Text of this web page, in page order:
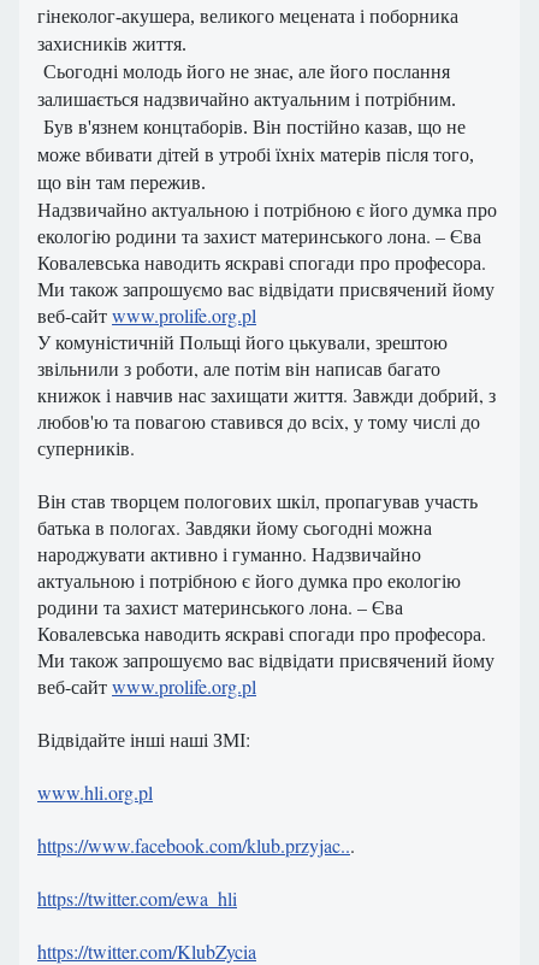
гінеколог-акушера, великого мецената і поборника
захисників життя.
Сьогодні молодь його не знає, але його послання
залишається надзвичайно актуальним і потрібним.
Був в'язнем концтаборів. Він постійно казав, що не
може вбивати дітей в утробі їхніх матерів після того,
що він там пережив.
Надзвичайно актуальною і потрібною є його думка про
екологію родини та захист материнського лона. – Єва
Ковалевська наводить яскраві спогади про професора.
Ми також запрошуємо вас відвідати присвячений йому
веб-сайтwww.prolife.org.pl
У комуністичній Польщі його цькували, зрештою
звільнили з роботи, але потім він написав багато
книжок і навчив нас захищати життя. Завжди добрий, з
любов'ю та повагою ставився до всіх, у тому числі до
суперників.
Він став творцем пологових шкіл, пропагував участь
батька в пологах. Завдяки йому сьогодні можна
народжувати активно і гуманно. Надзвичайно
актуальною і потрібною є його думка про екологію
родини та захист материнського лона. – Єва
Ковалевська наводить яскраві спогади про професора.
Ми також запрошуємо вас відвідати присвячений йому
веб-сайтwww.prolife.org.pl
Відвідайте інші наші ЗМІ:
www.hli.org.pl
https://www.facebook.com/klub.przyjac...
https://twitter.com/ewa_hli
https://twitter.com/KlubZycia